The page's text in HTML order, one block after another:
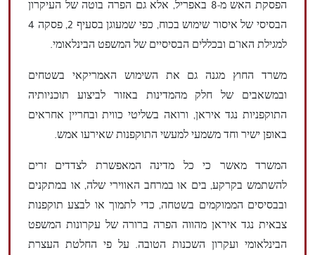
הפסקת האש מ-8 באפריל, אלא גם הפרה בוטה של העיקרון
הבסיסי של איסור שימוש בכוח, כפי שמעוגן בסעיף 2, פסקה 4
למגילת האו"ם ובכללים הבסיסיים של המשפט הבינלאומי.
משרד החוץ מגנה גם את השימוש האמריקאי בשטחים
ובמשאבים של חלק מהמדינות באזור לביצוע תוכניותיה
התוקפניות נגד איראן, ורואה בשליטי כווית ובחריין אחראים
באופן ישיר וחד משמעי למעשי התוקפנות שאירעו אמש.
המשרד מאשר כי כל מדינה המאפשרת לצדדים זרים
להשתמש בקרקע, בים או במרחב האווירי שלה, או במתקנים
ובבסיסים הממוקמים בשטחה, כדי לתמוך או לבצע תוקפנות
צבאית נגד איראן מהווה הפרה ברורה של עקרונות המשפט
הבינלאומי ועקרון השכנות הטובה. על פי החלטת העצרת